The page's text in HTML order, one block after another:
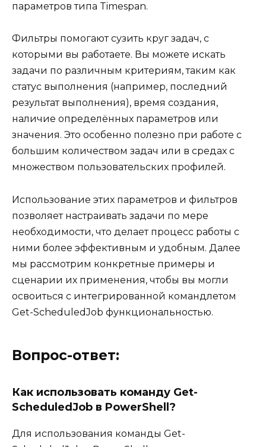
параметров типа Timespan.
Фильтры помогают сузить круг задач, с
которыми вы работаете. Вы можете искать
задачи по различным критериям, таким как
статус выполнения (например, последний
результат выполнения), время создания,
наличие определённых параметров или
значения. Это особенно полезно при работе с
большим количеством задач или в средах с
множеством пользовательских профилей.
Использование этих параметров и фильтров
позволяет настраивать задачи по мере
необходимости, что делает процесс работы с
ними более эффективным и удобным. Далее
мы рассмотрим конкретные примеры и
сценарии их применения, чтобы вы могли
освоиться с интегрированной командлетом
Get-ScheduledJob функциональностью.
Вопрос-ответ:
Как использовать команду Get-
ScheduledJob в PowerShell?
Для использования команды Get-